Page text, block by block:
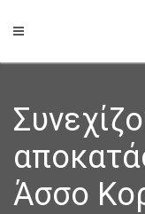
Άσσο